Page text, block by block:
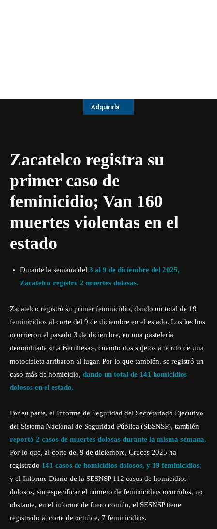
Adquirirla
Zacatelco registra su
primer caso de
feminicidio; Van 160
muertes violentas en el
estado
Durante la semana del 3 al 9 de diciembre del 2025,
Zacatelco registró 2 muertes dolosas.
Zacatelco registró su primer feminicidio, dando un total de 19
feminicidios al corte del 9 de diciembre en el estado. Los hechos
ocurrieron el pasado 3 de diciembre, en una pastelería
denominada «La Bernilesa», cuando dos sujetos a bordo de una
motocicleta arribaron al lugar. Por lo que también, se registró un
caso más de homicidio, dando un total de 141 homicidios
dolosos en el estado.
Por su parte, el Informe de Seguridad del Secretariado Ejecutivo
del Sistema Nacional de Seguridad Pública (SESNSP), también
reportó 2 casos de muertes dolosas durante la misma semana.
Por lo que, al corte del 9 de diciembre, Cruces 2025 ha
registrado 141 casos de homicidios dolosos, y 19 feminicidios;
y el Informe Diario de la SESNSP 112 casos de homicidios
dolosos, sin especificar el número de feminicidios ocurridos, no
obstante, en el informe de fuero común, el SESNSP tiene
registrado al corte de octubre, 7 feminicidios.